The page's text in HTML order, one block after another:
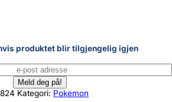
produktet blir tilgjengelig igjen
Kategori: Pokemon